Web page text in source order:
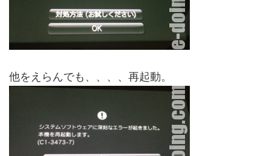
他をえらんでも、、、、再起動。